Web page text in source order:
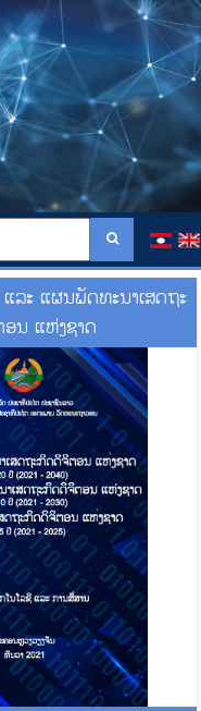
ລະ ແຜນພັດທະນາເສດຖະ
ນ ແຫ່ງຊາດ